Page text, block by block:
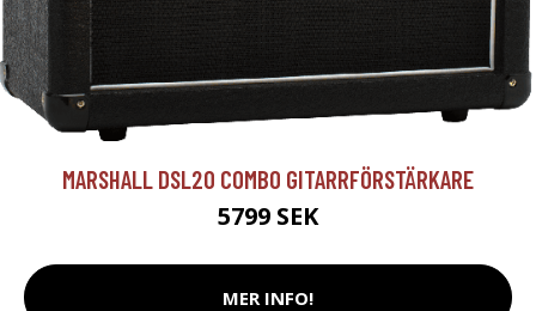
MARSHALL DSL20 COMBO GITARRFÖRSTÄRKARE
5799 SEK
MER INFO!